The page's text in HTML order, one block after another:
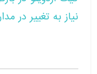
نیاز به تغییر در